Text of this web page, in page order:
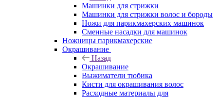
Машинки для стрижки
Машинки для стрижки волос и бороды
Ножи для парикмахерских машинок
Сменные насадки для машинок
Ножницы парикмахерские
Окрашивание
Назад
Окрашивание
Выжиматели тюбика
Кисти для окрашивания волос
Расходные материалы для